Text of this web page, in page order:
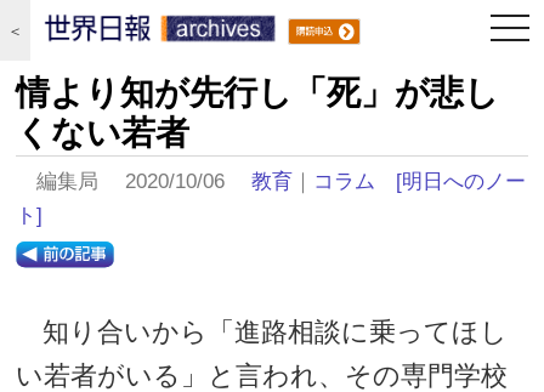
＜
情より知が先行し「死」が悲し
くない若者
編集局 2020/10/06教育 ｜ コラム
[明日へのノー
ト]
知り合いから「進路相談に乗ってほし
い若者がいる」と言われ、その専門学校